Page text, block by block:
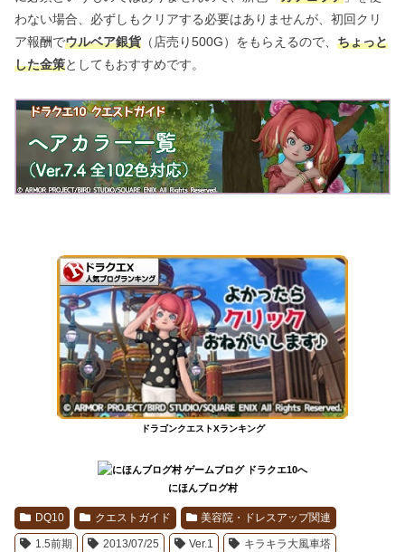
わない場合、必ずしもクリアする必要はありませんが、初回クリ
ア報酬でウルベア銀貨 （店売り500G）をもらえるので、 ちょっと
した金策としてもおすすめです。
ドラゴンクエストXランキング
にほんブログ村
DQ10 クエストガイド 美容院・ドレスアップ関連
1.5前期 2013/07/25 Ver.1 キラキラ大風車塔